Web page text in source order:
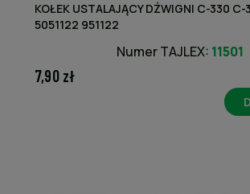
KOŁEK USTALAJĄCY DŹWIGNI C-330
5051122 951122
Numer TAJLEX: 11501
7,90 zł